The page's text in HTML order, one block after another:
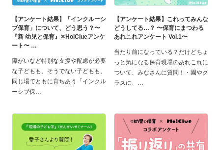
【アンケート結果】「インクルーシ
ブ保育」について、どう思う？〜
『新 幼児と保育』✕HoiClueアンケ
ート〜
障がいなど特別な支援や配慮が必要
な子どもも、そうでない子どもも、
同じ場でともに育ちあう「インクル
ーシブ保
【アンケート結果】これってみんな
どうしてる…？ 〜保育にまつわる
あれこれアンケート Vol.1〜
当たり前になっている？だけどちょ
っと気になる保育現場のあれこれに
ついて、みなさんに質問！・園やク
ラスに、